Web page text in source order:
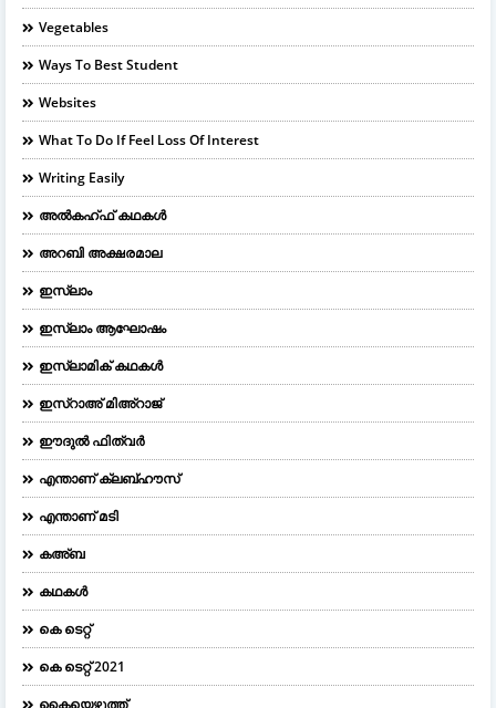
Vegetables
Ways To Best Student
Websites
What To Do If Feel Loss Of Interest
Writing Easily
അൽകഹ്ഫ് കഥകൾ
അറബി അക്ഷരമാല
ഇസ്ലാം
ഇസ്ലാം ആഘോഷം
ഇസ്ലാമിക് കഥകൾ
ഇസ്റാഅ് മിഅ്റാജ്
ഈദുല്‍ ഫിത്വര്‍
എന്താണ് ക്ലബ്ഹൗസ്
എന്താണ് മടി
കഅ്ബ
കഥകൾ
കെ ടെറ്റ്
കെ ടെറ്റ് 2021
കൈയെഴുത്ത്